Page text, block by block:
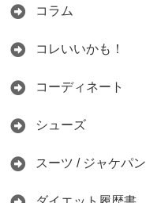
コラム
コレいいかも！
コーディネート
シューズ
スーツ / ジャケパン